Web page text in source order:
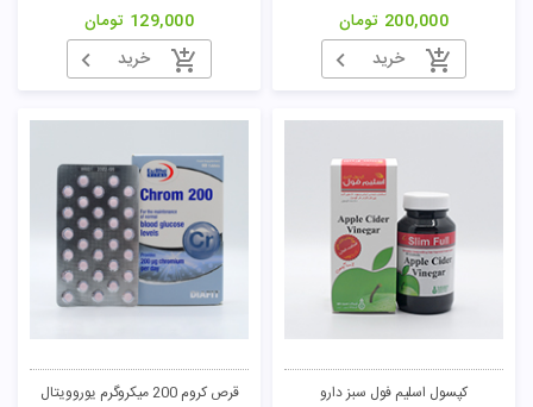
200,000 تومان
خرید
129,000 تومان
خرید
کپسول اسلیم فول سبز دارو قرص کروم 200 میکروگرم یوروویتال